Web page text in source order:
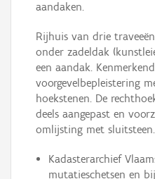
aandaken.
Rijhuis van drie
onder zadeldak
een aandak.
voorgevelbepleistering
hoekstenen. De
deels aangepast en
omlijsting met sluitsteen.
Kadasterarchief
mutatieschetsen en